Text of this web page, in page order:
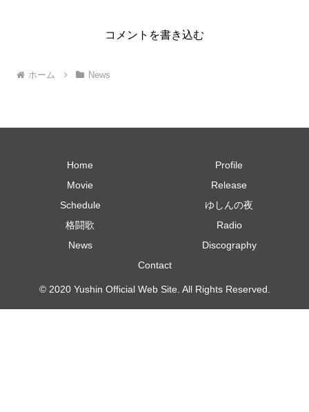
コメントを書き込む
ホーム News
Home
Profile
Movie
Release
Schedule
ゆしんの夜
格闘歌
Radio
News
Discography
Contact
© 2020 Yushin Official Web Site. All Rights Reserved.